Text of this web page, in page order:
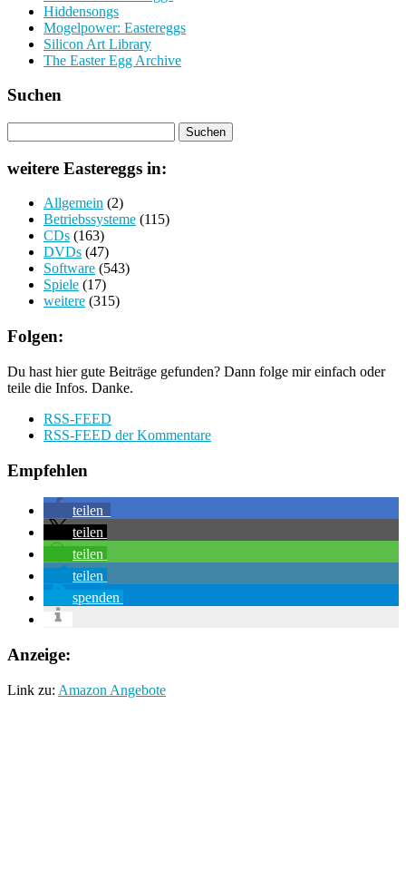
Hiddensongs
Mogelpower: Eastereggs
Silicon Art Library
The Easter Egg Archive
Suchen
weitere Eastereggs in:
Allgemein (2)
Betriebssysteme (115)
CDs (163)
DVDs (47)
Software (543)
Spiele (17)
weitere (315)
Folgen:
Du hast hier gute Beiträge gefunden? Dann folge mir einfach oder
teile die Infos. Danke.
RSS-FEED
RSS-FEED der Kommentare
Empfehlen
teilen
teilen
teilen
teilen
spenden
Anzeige:
Link zu: Amazon Angebote